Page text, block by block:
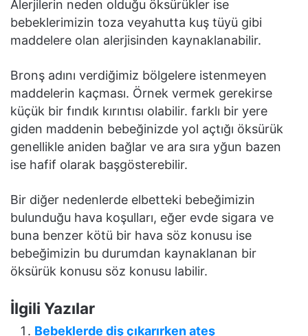
Alerjilerin neden olduğu öksürükler ise
bebeklerimizin toza veyahutta kuş tüyü gibi
maddelere olan alerjisinden kaynaklanabilir.
Bronş adını verdiğimiz bölgelere istenmeyen
maddelerin kaçması. Örnek vermek gerekirse
küçük bir fındık kırıntısı olabilir. farklı bir yere
giden maddenin bebeğinizde yol açtığı öksürük
genellikle aniden bağlar ve ara sıra yğun bazen
ise hafif olarak başgösterebilir.
Bir diğer nedenlerde elbetteki bebeğimizin
bulunduğu hava koşulları, eğer evde sigara ve
buna benzer kötü bir hava söz konusu ise
bebeğimizin bu durumdan kaynaklanan bir
öksürük konusu söz konusu labilir.
İlgili Yazılar
Bebeklerde diş çıkarırken ateş